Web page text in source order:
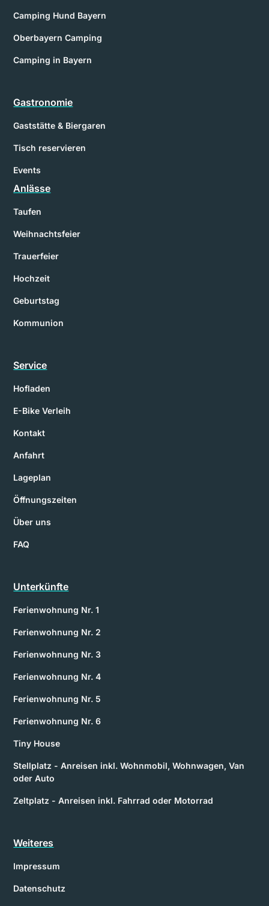
Camping Hund Bayern
Oberbayern Camping
Camping in Bayern
Gastronomie
Gaststätte & Biergaren
Tisch reservieren
Events
Anlässe
Taufen
Weihnachtsfeier
Trauerfeier
Hochzeit
Geburtstag
Kommunion
Service
Hofladen
E-Bike Verleih
Kontakt
Anfahrt
Lageplan
Öffnungszeiten
Über uns
FAQ
Unterkünfte
Ferienwohnung Nr. 1
Ferienwohnung Nr. 2
Ferienwohnung Nr. 3
Ferienwohnung Nr. 4
Ferienwohnung Nr. 5
Ferienwohnung Nr. 6
Tiny House
Stellplatz - Anreisen inkl. Wohnmobil, Wohnwagen, Van
oder Auto
Zeltplatz - Anreisen inkl. Fahrrad oder Motorrad
Weiteres
Impressum
Datenschutz